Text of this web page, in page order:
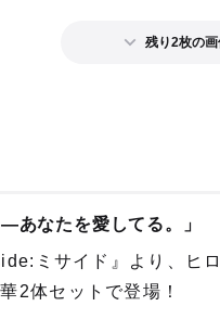
残り2枚の
あなたを愛してる。」
ミサイド』より、ヒ
2体セットで登場！